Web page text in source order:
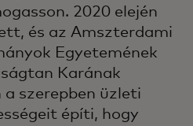
2020 elején
és az Amszterdami
Egyetemének
Karának
szerepben üzleti
építi, hogy